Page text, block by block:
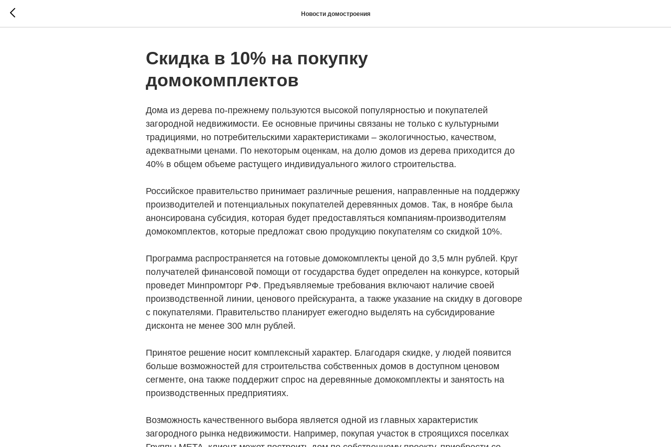
Новости домостроения
Cкидка в 10% на покупку
домокомплектов
Дома из дерева по-прежнему пользуются высокой популярностью и покупателей
загородной недвижимости. Ее основные причины связаны не только с культурными
традициями, но потребительскими характеристиками – экологичностью, качеством,
адекватными ценами. По некоторым оценкам, на долю домов из дерева приходится до
40% в общем объеме растущего индивидуального жилого строительства.
Российское правительство принимает различные решения, направленные на поддержку
производителей и потенциальных покупателей деревянных домов. Так, в ноябре была
анонсирована субсидия, которая будет предоставляться компаниям-производителям
домокомплектов, которые предложат свою продукцию покупателям со скидкой 10%.
Программа распространяется на готовые домокомплекты ценой до 3,5 млн рублей. Круг
получателей финансовой помощи от государства будет определен на конкурсе, который
проведет Минпромторг РФ. Предъявляемые требования включают наличие своей
производственной линии, ценового прейскуранта, а также указание на скидку в договоре
с покупателями. Правительство планирует ежегодно выделять на субсидирование
дисконта не менее 300 млн рублей.
Принятое решение носит комплексный характер. Благодаря скидке, у людей появится
больше возможностей для строительства собственных домов в доступном ценовом
сегменте, она также поддержит спрос на деревянные домокомплекты и занятость на
производственных предприятиях.
Возможность качественного выбора является одной из главных характеристик
загородного рынка недвижимости. Например, покупая участок в строящихся поселках